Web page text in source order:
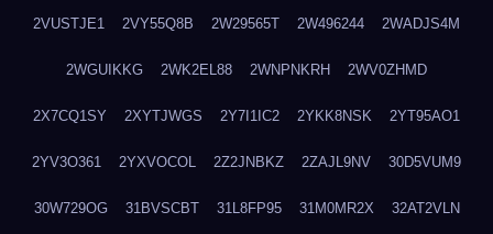
2VUSTJE1 2VY55Q8B 2W29565T 2W496244 2WADJS4M
2WGUIKKG 2WK2EL88 2WNPNKRH 2WV0ZHMD
2X7CQ1SY 2XYTJWGS 2Y7I1IC2 2YKK8NSK 2YT95AO1
2YV3O361 2YXVOCOL 2Z2JNBKZ 2ZAJL9NV 30D5VUM9
30W729OG 31BVSCBT 31L8FP95 31M0MR2X 32AT2VLN